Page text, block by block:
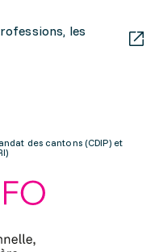
les
des cantons (CDIP) et